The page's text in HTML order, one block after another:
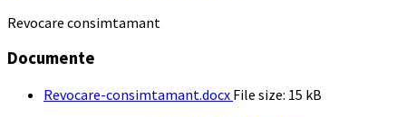
Revocare consimtamant
Documente
Revocare-consimtamant.docx File size: 15 kB